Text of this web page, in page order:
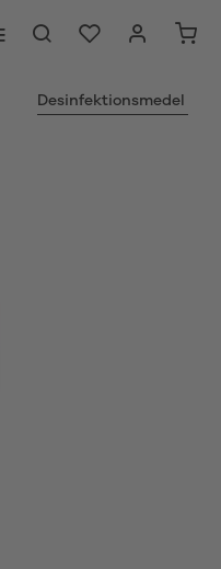
Desinfektionsmedel